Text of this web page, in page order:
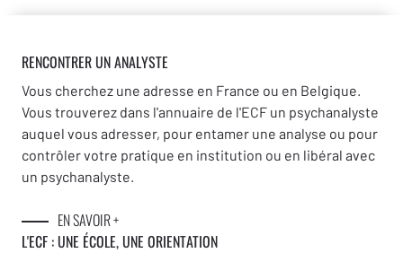
RENCONTRER UN ANALYSTE
Vous cherchez une adresse en France ou en Belgique.
Vous trouverez dans l'annuaire de l'ECF un psychanalyste
auquel vous adresser, pour entamer une analyse ou pour
contrôler votre pratique en institution ou en libéral avec
un psychanalyste.
EN SAVOIR +
L'ECF : UNE ÉCOLE, UNE ORIENTATION